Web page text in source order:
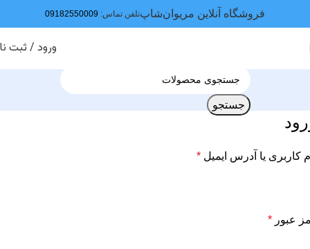
فروشگاه آنلاین مریوان‌شاپتلفن تماس:
ورود / ثبت
جستجو
کاربری یا آدرس ایمیل *
عبور *